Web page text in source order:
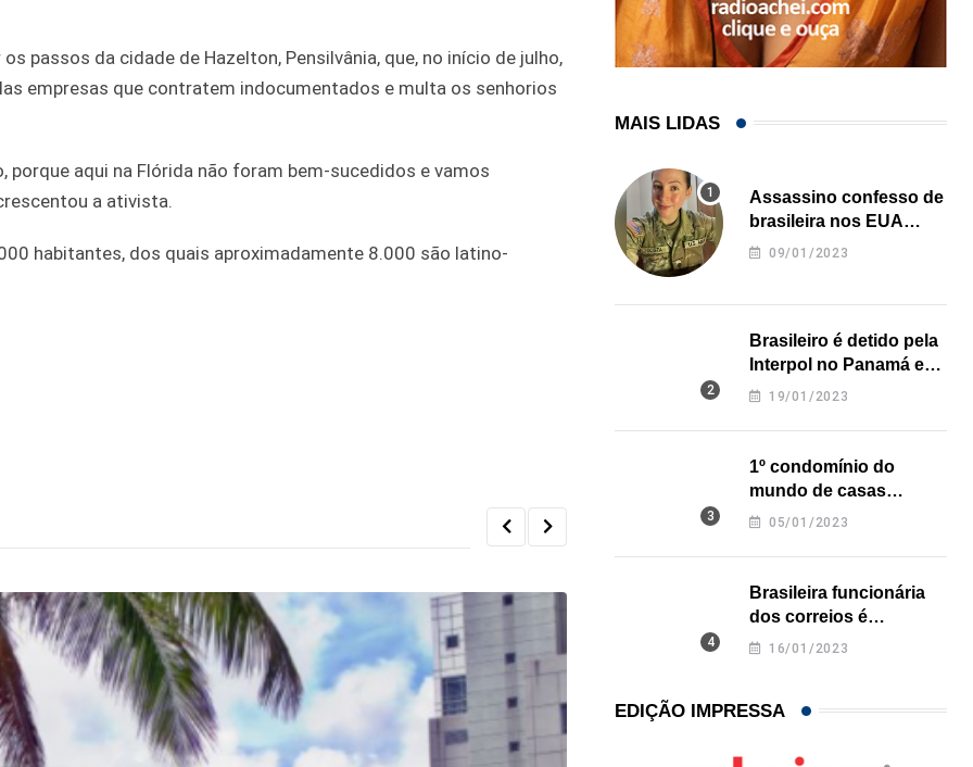
passos da cidade de Hazelton, Pensilvânia, que, no início de julho,
empresas que contratem indocumentados e multa os senhorios
aqui na Flórida não foram bem-sucedidos e vamos
a ativista.
habitantes, dos quais aproximadamente 8.000 são latino-
MAIS LIDAS
Assassino confesso de
brasileira nos EUA
revela onde deixou o
09/01/2023
Brasileiro é detido pela
Interpol no Panamá e
pode pegar prisão
19/01/2023
1º condomínio do
mundo de casas
impressas em 3D é
05/01/2023
Brasileira funcionária
dos correios é
assassinada a facadas
16/01/2023
EDIÇÃO IMPRESSA